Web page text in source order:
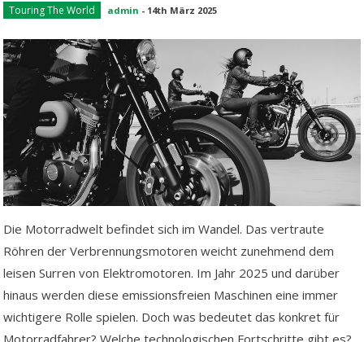
Touring The World admin - 14th März 2025
Die Motorradwelt befindet sich im Wandel. Das vertraute
Röhren der Verbrennungsmotoren weicht zunehmend dem
leisen Surren von Elektromotoren. Im Jahr 2025 und darüber
hinaus werden diese emissionsfreien Maschinen eine immer
wichtigere Rolle spielen. Doch was bedeutet das konkret für
Motorradfahrer? Welche technologischen Fortschritte gibt es?